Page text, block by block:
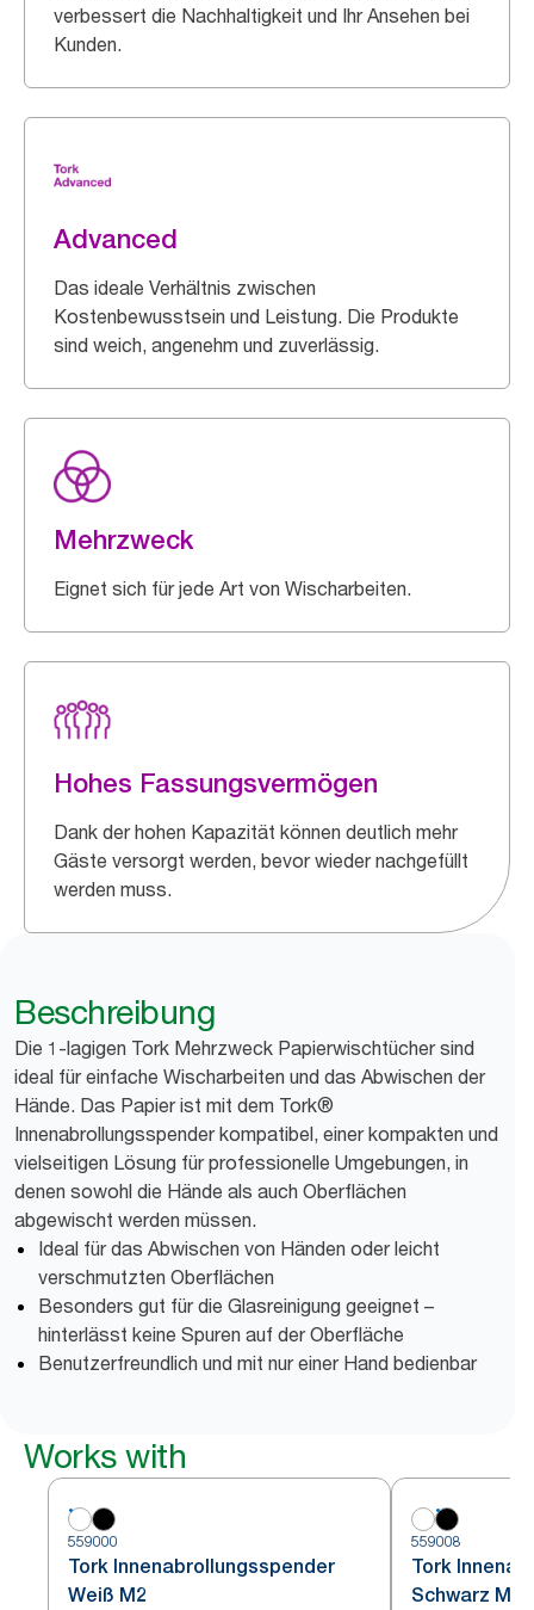
verbessert die Nachhaltigkeit und Ihr Ansehen bei
Kunden.
Advanced
Das ideale Verhältnis zwischen
Kostenbewusstsein und Leistung. Die Produkte
sind weich, angenehm und zuverlässig.
Mehrzweck
Eignet sich für jede Art von Wischarbeiten.
Hohes Fassungsvermögen
Dank der hohen Kapazität können deutlich mehr
Gäste versorgt werden, bevor wieder nachgefüllt
werden muss.
Beschreibung
Die 1-lagigen Tork Mehrzweck Papierwischtücher sind
ideal für einfache Wischarbeiten und das Abwischen der
Hände. Das Papier ist mit dem Tork®
Innenabrollungsspender kompatibel, einer kompakten und
vielseitigen Lösung für professionelle Umgebungen, in
denen sowohl die Hände als auch Oberflächen
abgewischt werden müssen.
Ideal für das Abwischen von Händen oder leicht
verschmutzten Oberflächen
Besonders gut für die Glasreinigung geeignet –
hinterlässt keine Spuren auf der Oberfläche
Benutzerfreundlich und mit nur einer Hand bedienbar
Works with
559000
Tork Innenabrollungsspender
Weiß M2
559008
Tork
Schwarz M2